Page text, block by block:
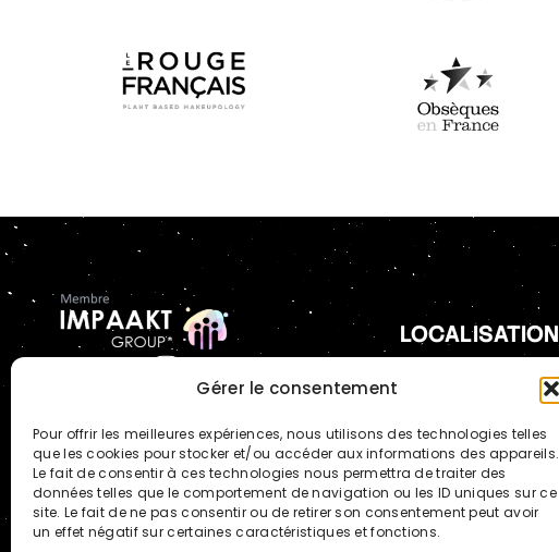
Gérer le consentement
Pour offrir les meilleures expériences, nous utilisons des technologies telles
que les cookies pour stocker et/ou accéder aux informations des appareils.
Le fait de consentir à ces technologies nous permettra de traiter des
données telles que le comportement de navigation ou les ID uniques sur ce
site. Le fait de ne pas consentir ou de retirer son consentement peut avoir
un effet négatif sur certaines caractéristiques et fonctions.
LOCALISATION
AGENCE DE REIMS
8 rue Jules Méline,
AGENCE DE PARIS
27-29 Rue Raffet,
75016 Paris